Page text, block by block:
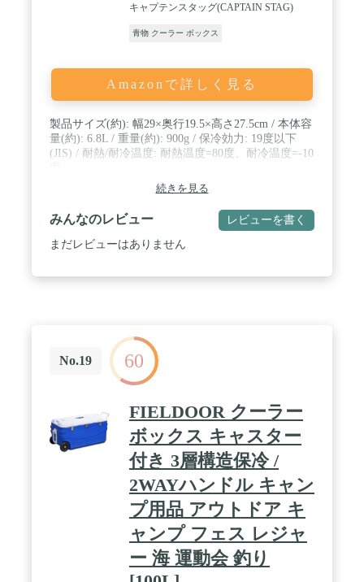
キャプテンスタッグ(CAPTAIN STAG)
青物 クーラー ボックス
Amazonで詳しく見る
製品サイズ(約): 幅29×奥行19.5×高さ27.5cm / 本体容
量(約): 6.8L / 重量(約): 900g / 保冷効力: 19度以下
(JIS) / 耐熱/耐冷温度: 耐熱温度=80度、耐冷温度=-10
続きを見る
みんなのレビュー レビューを書く
まだレビューはありません
No.19 60
FIELDOOR クーラー
ボックス キャスター
付き 3層構造保冷 /
2WAYハンドル キャン
プ用品 アウトドア キ
ャンプ フェス レジャ
ー 海 運動会 釣り